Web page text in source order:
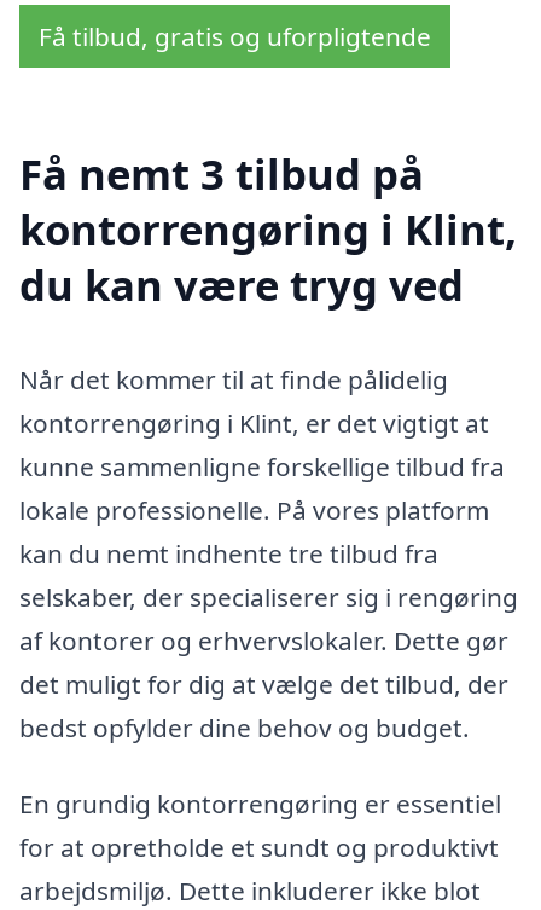
Få tilbud, gratis og uforpligtende
Få nemt 3 tilbud på
kontorrengøring i Klint,
du kan være tryg ved
Når det kommer til at finde pålidelig
kontorrengøring i Klint, er det vigtigt at
kunne sammenligne forskellige tilbud fra
lokale professionelle. På vores platform
kan du nemt indhente tre tilbud fra
selskaber, der specialiserer sig i rengøring
af kontorer og erhvervslokaler. Dette gør
det muligt for dig at vælge det tilbud, der
bedst opfylder dine behov og budget.
En grundig kontorrengøring er essentiel
for at opretholde et sundt og produktivt
arbejdsmiljø. Dette inkluderer ikke blot